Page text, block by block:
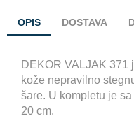
OPIS DOSTAVA
DEKOR VALJAK 371
kože nepravilno
šare. U kompletu je
20 cm.